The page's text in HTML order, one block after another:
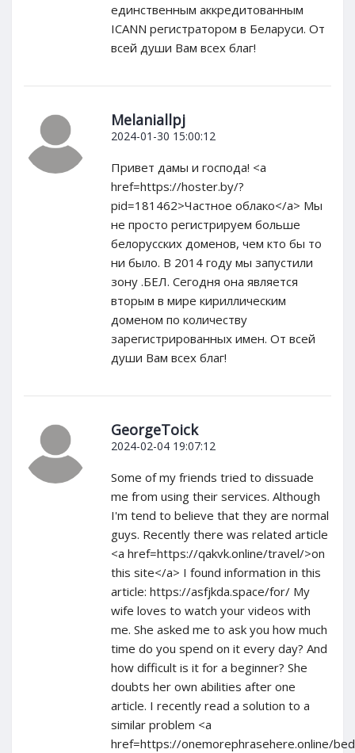
единственным аккредитованным
ICANN регистратором в Беларуси. От
всей души Вам всех благ!
Melaniallpj
2024-01-30 15:00:12
Привет дамы и господа! <a
href=https://hoster.by/?
pid=181462>Частное облако</a> Мы
не просто регистрируем больше
белорусских доменов, чем кто бы то
ни было. В 2014 году мы запустили
зону .БЕЛ. Сегодня она является
вторым в мире кириллическим
доменом по количеству
зарегистрированных имен. От всей
души Вам всех благ!
GeorgeToick
2024-02-04 19:07:12
Some of my friends tried to dissuade
me from using their services. Although
I'm tend to believe that they are normal
guys. Recently there was related article
<a href=https://qakvk.online/travel/>on
this site</a> I found information in this
article: https://asfjkda.space/for/ My
wife loves to watch your videos with
me. She asked me to ask you how much
time do you spend on it every day? And
how difficult is it for a beginner? She
doubts her own abilities after one
article. I recently read a solution to a
similar problem <a
href=https://onemorephrasehere.online/